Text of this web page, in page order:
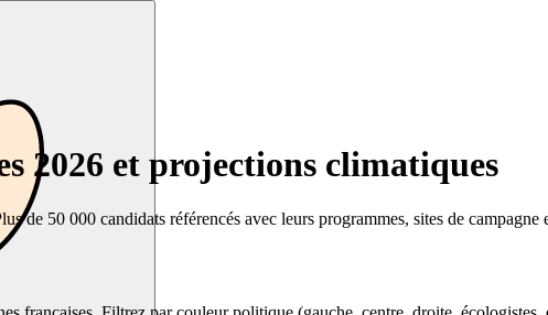
2026 et projections climatiques
de 50 000 candidats référencés avec leurs programmes, sites de campagne